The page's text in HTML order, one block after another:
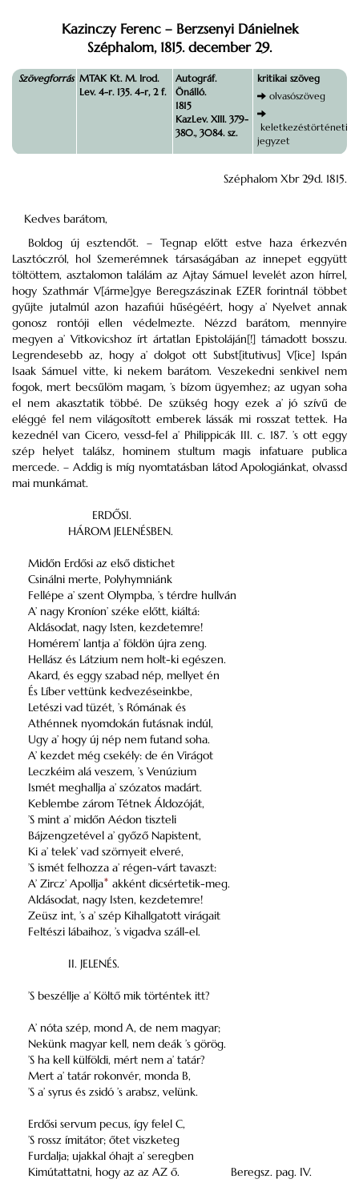
Kazinczy Ferenc – Berzsenyi Dánielnek
Széphalom, 1815. december 29.
Szövegforrás MTAK Kt. M. Irod.
Lev. 4-r. 135. 4-r, 2 f.
Autográf.
Önálló.
1815
KazLev. XIII. 379-
380., 3084. sz.
kritikai szöveg
olvasószöveg
keletkezéstörténeti
jegyzet
Széphalom Xbr 29d. 1815.
Kedves barátom,
Boldog új esztendőt. – Tegnap előtt estve haza érkezvén
Lasztóczról, hol Szemerémnek társaságában az innepet eggyütt
töltöttem, asztalomon találám az Ajtay Sámuel levelét azon hírrel,
hogy Szathmár V[árme]gye Beregszászinak EZERforintnál többet
gyűjte jutalmúl azon hazafiúi hűségéért, hogy a’ Nyelvet annak
gonosz rontóji ellen védelmezte. Nézzd barátom, mennyire
megyen a’ Vitkovicshoz írt ártatlan Epistoláján[!] támadott bosszu.
Legrendesebb az, hogy a’ dolgot ott Subst[itutivus] V[ice] Ispán
Isaak Sámuel vitte, ki nekem barátom. Veszekedni senkivel nem
fogok, mert becsűlöm magam, ’s bízom ügyemhez; az ugyan soha
el nem akasztatik többé. De szükség hogy ezek a’ jó szívű de
eléggé fel nem világosított emberek lássák mi rosszat tettek. Ha
kezednél van Cicero, vessd-fel a’ Philippicák III. c. 187. ’s ott eggy
szép helyet találsz, hominem stultum magis infatuare publica
mercede. – Addig is míg nyomtatásban látod Apologiánkat, olvassd
mai munkámat.
ERDŐSI.
HÁROM JELENÉSBEN.
Midőn Erdősi az első distichet
Csinálni merte, Polyhymniánk
Fellépe a’ szent Olympba, ’s térdre hullván
A’ nagy Kroníon’ széke előtt, kiáltá:
Aldásodat, nagy Isten, kezdetemre!
Homérem’ lantja a’ földön újra zeng.
Hellász és Látzium nem holt-ki egészen.
Akard, és eggy szabad nép, mellyet én
És Líber vettünk kedvezéseinkbe,
Letészi vad tüzét, ’s Rómának és
Athénnek nyomdokán futásnak indúl,
Ugy a’ hogy új nép nem futand soha.
A’ kezdet még csekély: de én Virágot
Leczkéim alá veszem, ’s Venúzium
Ismét meghallja a’ szózatos madárt.
Keblembe zárom Tétnek Áldozóját,
’S mint a’ midőn Aédon tiszteli
Bájzengzetével a’ győző Napistent,
Ki a’ telek’ vad szörnyeit elveré,
’S ismét felhozza a’ régen-várt tavaszt:
A’ Zircz’ Apollja* akként dicsértetik-meg.
Aldásodat, nagy Isten, kezdetemre!
Zeüsz int, ’s a’ szép Kihallgatott virágait
Feltészi lábaihoz, ’s vigadva száll-el.
II. JELENÉS.
’S beszéllje a’ Költő mik történtek itt?
A’ nóta szép, mond A, de nem magyar;
Nekünk magyar kell, nem deák ’s görög.
’S ha kell külföldi, mért nem a’ tatár?
Mert a’ tatár rokonvér, monda B,
’S a’ syrus és zsidó ’s arabsz, velünk.
Erdősi servum pecus, így felel C,
’S rossz ímitátor; őtet viszketeg
Furdalja; ujakkal óhajt a’ seregben
Kimútattatni, hogy az az AZ ő.
Beregsz. pag. IV.